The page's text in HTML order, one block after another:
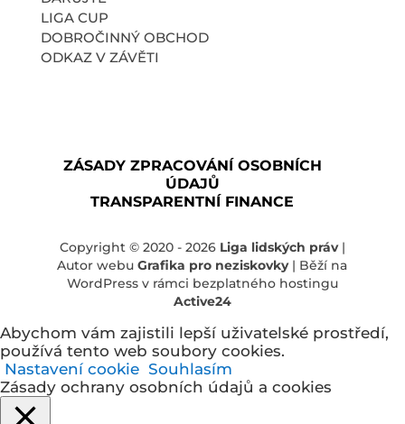
LIGA CUP
DOBROČINNÝ OBCHOD
ODKAZ V ZÁVĚTI
ZÁSADY ZPRACOVÁNÍ OSOBNÍCH
ÚDAJŮ
TRANSPARENTNÍ FINANCE
Copyright © 2020 - 2026 Liga lidských práv|
Autor webuGrafika pro neziskovky| Běží na
WordPress v rámci bezplatného hostingu
Active24
Abychom vám zajistili lepší uživatelské prostředí,
používá tento web soubory cookies.
Nastavení cookie Souhlasím
Zásady ochrany osobních údajů a cookies